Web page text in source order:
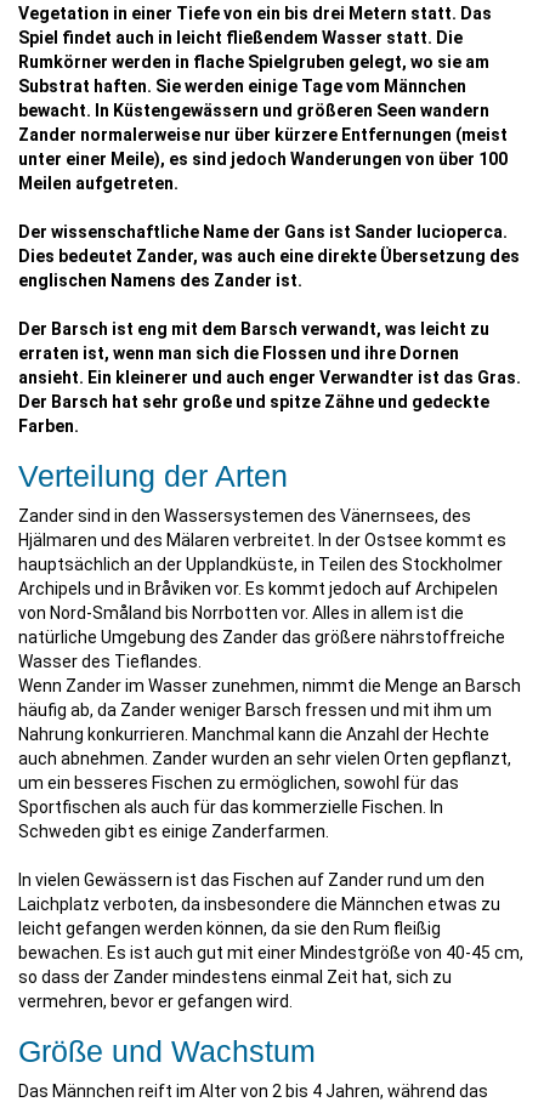
Vegetation in einer Tiefe von ein bis drei Metern statt. Das
Spiel findet auch in leicht fließendem Wasser statt. Die
Rumkörner werden in flache Spielgruben gelegt, wo sie am
Substrat haften. Sie werden einige Tage vom Männchen
bewacht. In Küstengewässern und größeren Seen wandern
Zander normalerweise nur über kürzere Entfernungen (meist
unter einer Meile), es sind jedoch Wanderungen von über 100
Meilen aufgetreten.
Der wissenschaftliche Name der Gans ist Sander lucioperca.
Dies bedeutet Zander, was auch eine direkte Übersetzung des
englischen Namens des Zander ist.
Der Barsch ist eng mit dem Barsch verwandt, was leicht zu
erraten ist, wenn man sich die Flossen und ihre Dornen
ansieht. Ein kleinerer und auch enger Verwandter ist das Gras.
Der Barsch hat sehr große und spitze Zähne und gedeckte
Farben.
Verteilung der Arten
Zander sind in den Wassersystemen des Vänernsees, des
Hjälmaren und des Mälaren verbreitet. In der Ostsee kommt es
hauptsächlich an der Upplandküste, in Teilen des Stockholmer
Archipels und in Bråviken vor. Es kommt jedoch auf Archipelen
von Nord-Småland bis Norrbotten vor. Alles in allem ist die
natürliche Umgebung des Zander das größere nährstoffreiche
Wasser des Tieflandes.
Wenn Zander im Wasser zunehmen, nimmt die Menge an Barsch
häufig ab, da Zander weniger Barsch fressen und mit ihm um
Nahrung konkurrieren. Manchmal kann die Anzahl der Hechte
auch abnehmen. Zander wurden an sehr vielen Orten gepflanzt,
um ein besseres Fischen zu ermöglichen, sowohl für das
Sportfischen als auch für das kommerzielle Fischen. In
Schweden gibt es einige Zanderfarmen.
In vielen Gewässern ist das Fischen auf Zander rund um den
Laichplatz verboten, da insbesondere die Männchen etwas zu
leicht gefangen werden können, da sie den Rum fleißig
bewachen. Es ist auch gut mit einer Mindestgröße von 40-45 cm,
so dass der Zander mindestens einmal Zeit hat, sich zu
vermehren, bevor er gefangen wird.
Größe und Wachstum
Das Männchen reift im Alter von 2 bis 4 Jahren, während das